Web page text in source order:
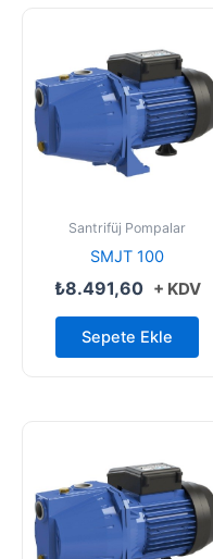
Santrifüj Pompalar
SMJT 100
₺8.491,60 + KDV
Sepete Ekle